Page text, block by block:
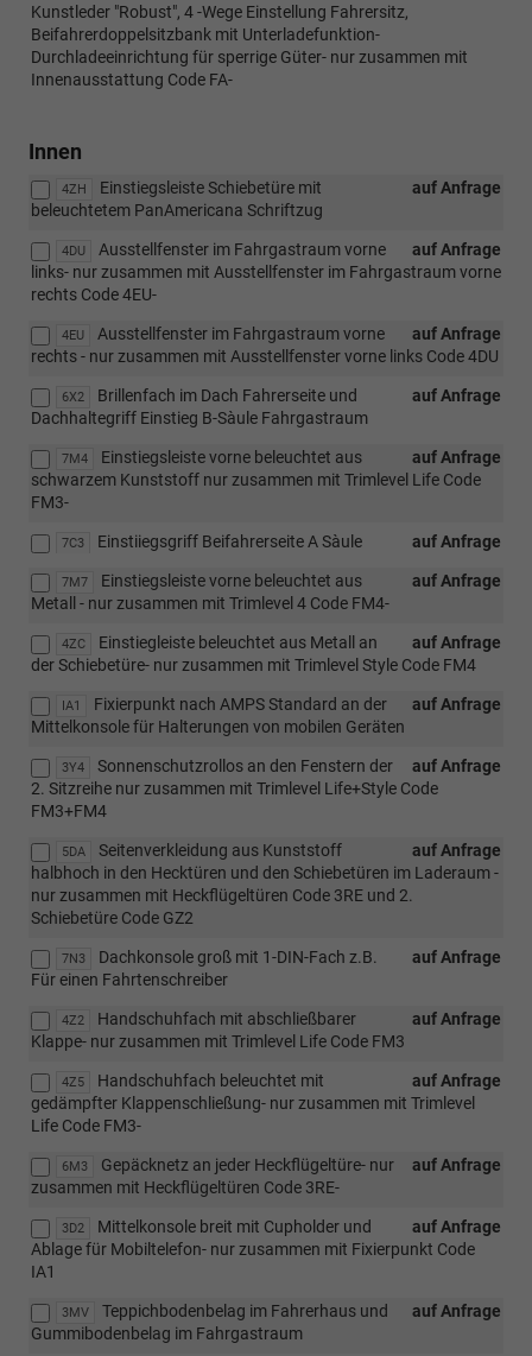
Kunstleder "Robust", 4 -Wege Einstellung Fahrersitz,
Beifahrerdoppelsitzbank mit Unterladefunktion-
Durchladeeinrichtung für sperrige Güter- nur zusammen mit
Innenausstattung Code FA-
Innen
4ZH auf Anfrage
Einstiegsleiste Schiebetüre mit
beleuchtetem PanAmericana Schriftzug
4DU auf Anfrage
Ausstellfenster im Fahrgastraum vorne
links- nur zusammen mit Ausstellfenster im Fahrgastraum vorne
rechts Code 4EU-
4EU auf Anfrage
Ausstellfenster im Fahrgastraum vorne
rechts - nur zusammen mit Ausstellfenster vorne links Code 4DU
6X2 auf Anfrage
Brillenfach im Dach Fahrerseite und
Dachhaltegriff Einstieg B-Sàule Fahrgastraum
7M4 auf Anfrage
Einstiegsleiste vorne beleuchtet aus
schwarzem Kunststoff nur zusammen mit Trimlevel Life Code
FM3-
7C3 auf Anfrage
Einstiiegsgriff Beifahrerseite A Sàule
7M7 auf Anfrage
Einstiegsleiste vorne beleuchtet aus
Metall - nur zusammen mit Trimlevel 4 Code FM4-
4ZC auf Anfrage
Einstiegleiste beleuchtet aus Metall an
der Schiebetüre- nur zusammen mit Trimlevel Style Code FM4
IA1 auf Anfrage
Fixierpunkt nach AMPS Standard an der
Mittelkonsole für Halterungen von mobilen Geräten
3Y4 auf Anfrage
Sonnenschutzrollos an den Fenstern der
2. Sitzreihe nur zusammen mit Trimlevel Life+Style Code
FM3+FM4
5DA auf Anfrage
Seitenverkleidung aus Kunststoff
halbhoch in den Hecktüren und den Schiebetüren im Laderaum -
nur zusammen mit Heckflügeltüren Code 3RE und 2.
Schiebetüre Code GZ2
7N3 auf Anfrage
Dachkonsole groß mit 1-DIN-Fach z.B.
Für einen Fahrtenschreiber
4Z2 auf Anfrage
Handschuhfach mit abschließbarer
Klappe- nur zusammen mit Trimlevel Life Code FM3
4Z5 auf Anfrage
Handschuhfach beleuchtet mit
gedämpfter Klappenschließung- nur zusammen mit Trimlevel
Life Code FM3-
6M3 auf Anfrage
Gepäcknetz an jeder Heckflügeltüre- nur
zusammen mit Heckflügeltüren Code 3RE-
3D2 auf Anfrage
Mittelkonsole breit mit Cupholder und
Ablage für Mobiltelefon- nur zusammen mit Fixierpunkt Code
IA1
3MV auf Anfrage
Teppichbodenbelag im Fahrerhaus und
Gummibodenbelag im Fahrgastraum